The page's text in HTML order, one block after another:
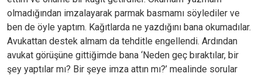
olmadığından imzalayarak parmak basmamı söylediler ve
ben de öyle yaptım. Kağıtlarda ne yazdığını bana okumadılar.
Avukattan destek almam da tehditle engellendi. Ardından
avukat görüşüne gittiğimde bana ‘Neden geç bıraktılar, bir
şey yaptılar mı? Bir şeye imza attın mı?’ mealinde sorular